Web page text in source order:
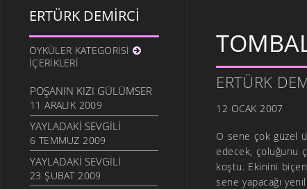
ERTÜRK DEMIRCI
ÖYKÜLER KATEGORISI
İÇERIKLERI
POŞANIN KIZI GÜLÜMSER
11 ARALIK 2009
YAYLADAKI SEVGILI
6 TEMMUZ 2009
YAYLADAKI SEVGILI
23 ŞUBAT 2009
ERTÜRK
12 OCAK 2007
O sene çok güzel
edecek, çoluğunu
koştu. Ekinini
sene yapacağı